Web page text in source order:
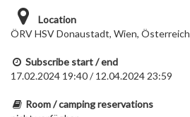
Location
ÖRV HSV Donaustadt, Wien, Österreich
Subscribe start / end
17.02.2024 19:40 / 12.04.2024 23:59
Room / camping reservations